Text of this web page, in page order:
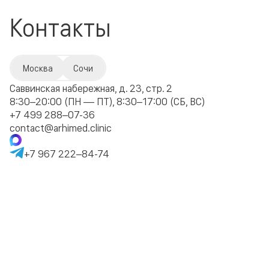
Контакты
Москва Сочи
Саввинская набережная, д. 23, стр. 2
8:30–20:00 (ПН — ПТ), 8:30–17:00 (СБ, ВС)
+7 499 288–07-36
contact@arhimed.clinic
+7 967 222–84-74